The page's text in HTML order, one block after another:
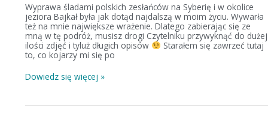
Wyprawa śladami polskich zesłańców na Syberię i w okolice
jeziora Bajkał była jak dotąd najdalszą w moim życiu. Wywarła
też na mnie największe wrażenie. Dlatego zabierając się ze
mną w tę podróż, musisz drogi Czytelniku przywyknąć do dużej
ilości zdjęć i tyluż długich opisów
Starałem się zawrzeć tutaj
to, co kojarzy mi się po
Dowiedz się więcej »